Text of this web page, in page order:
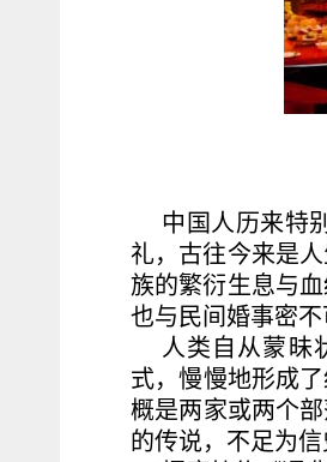
中国人历来特
礼，古往今来是
族的繁衍生息与
也与民间婚事密
人类自从蒙昧
式，慢慢地形成
概是两家或两个
的传说，不足为